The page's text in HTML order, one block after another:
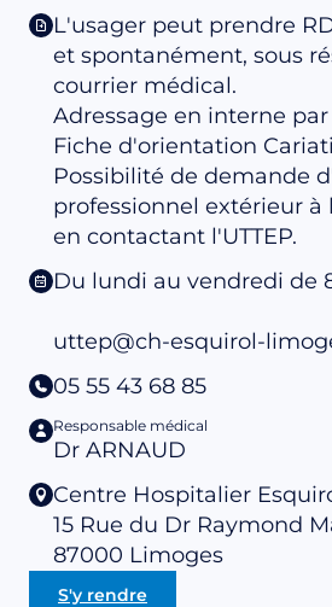
L'usager peut prendre
et spontanément, sous
courrier médical.
Adressage en interne par
Fiche d'orientation
Possibilité de demande
professionnel extérieur
en contactant l'UTTEP.
Du lundi au vendredi de
uttep@ch-esquirol-
05 55 43 68 85
Responsable médical
Dr ARNAUD
Centre Hospitalier
15 Rue du Dr Raymond
87000 Limoges
S'y rendre